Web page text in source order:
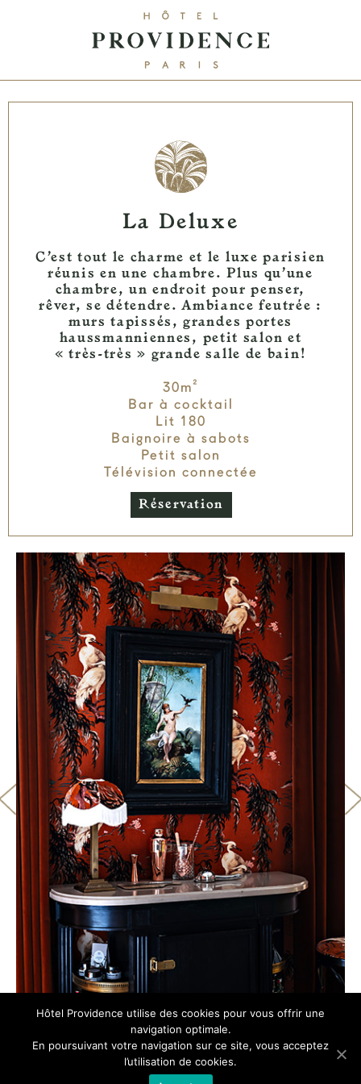
La Deluxe
C’est tout le charme et le luxe parisien
réunis en une chambre. Plus qu’une
chambre, un endroit pour penser,
rêver, se détendre. Ambiance feutrée :
murs tapissés, grandes portes
haussmanniennes, petit salon et
« très-très » grande salle de bain!
30m²
Bar à cocktail
Lit 180
Baignoire à sabots
Petit salon
Télévision connectée
Réservation
Hôtel Providence utilise des cookies pour vous offrir une
navigation optimale.
En poursuivant votre navigation sur ce site, vous acceptez
l’utilisation de cookies.